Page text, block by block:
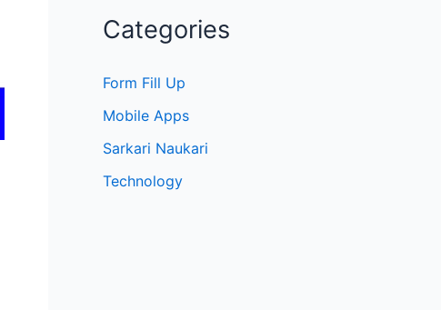
Categories
Form Fill Up
Mobile Apps
Sarkari Naukari
Technology